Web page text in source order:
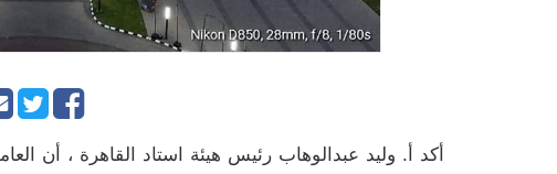
أكد أ. وليد عبدالوهاب رئيس هيئة استاد القاهرة ، أن